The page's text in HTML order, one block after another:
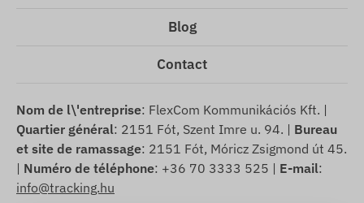
Blog
Contact
Nom de l\'entreprise: FlexCom Kommunikációs Kft. |
Quartier général: 2151 Fót, Szent Imre u. 94. | Bureau
et site de ramassage: 2151 Fót, Móricz Zsigmond út 45.
| Numéro de téléphone: +36 70 3333 525 | E-mail:
info@tracking.hu